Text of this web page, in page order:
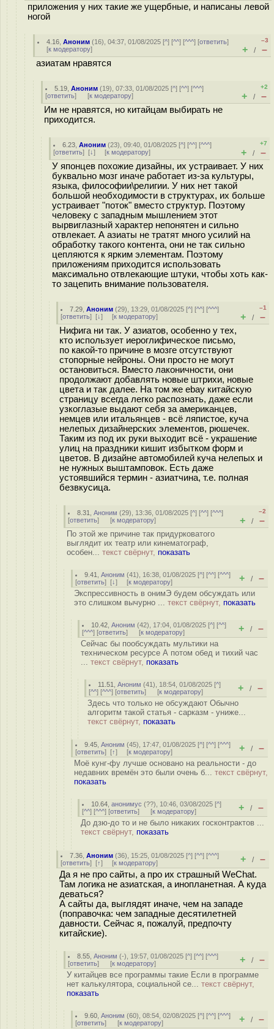
приложения у них такие же ущербные, и написаны левой
ногой
4.16 ,Аноним (16), 04:37, 01/08/2025 [^] [^^] [^^^] [ответить]
[к модератору]
–3
+ / –
азиатам нравятся
5.19 ,Аноним (19), 07:33, 01/08/2025 [^] [^^] [^^^]
[ответить] [к модератору]
+2
+ / –
Им не нравятся, но китайцам выбирать не
приходится.
6.23 ,Аноним (23), 09:40, 01/08/2025 [^] [^^] [^^^]
[ответить] [↓] [к модератору]
+7
+ / –
У японцев похожие дизайны, их устраивает. У них
буквально мозг иначе работает из-за культуры,
языка, философии\религии. У них нет такой
большой необходимости в структурах, их больше
устраивает "поток" вместо структур. Поэтому
человеку с западным мышлением этот
вырвиглазный характер непонятен и сильно
отвлекает. А азиаты не тратят много усилий на
обработку такого контента, они не так сильно
цепляются к ярким элементам. Поэтому
приложениям приходится использовать
максимально отвлекающие штуки, чтобы хоть как-
то зацепить внимание пользователя.
7.29 ,Аноним (29), 13:29, 01/08/2025 [^] [^^] [^^^]
[ответить] [↓] [к модератору]
–1
+ / –
Нифига ни так. У азиатов, особенно у тех,
кто использует иероглифическое письмо,
по какой-то причине в мозге отсутствуют
стопорные нейроны. Они просто не могут
остановиться. Вместо лаконичности, они
продолжают добавлять новые штрихи, новые
цвета и так далее. На том же ebay китайскую
страницу всегда легко распознать, даже если
узкоглазые выдают себя за американцев,
немцев или итальянцев - всё ляпистое, куча
нелепых дизайнерских элементов, рюшечек.
Таким из под их руки выходит всё - украшение
улиц на праздники кишит избытком форм и
цветов. В дизайне автомобилей куча нелепых и
не нужных выштамповок. Есть даже
устоявшийся термин - азиатчина, т.е. полная
безвкусица.
8.31 ,Аноним (29), 13:36, 01/08/2025 [^] [^^] [^^^]
[ответить] [к модератору]
–2
+ / –
По этой же причине так придурковатого
выглядит их театр или кинематограф,
особен... текст свёрнут, показать
9.41 ,Аноним (41), 16:38, 01/08/2025 [^] [^^] [^^^]
[ответить] [↓] [к модератору] + / –
Экспрессивность в онимЭ будем обсуждать или
это слишком вычурно ... текст свёрнут, показать
10.42 ,Аноним (42), 17:04, 01/08/2025 [^] [^^]
[^^^] [ответить] [к модератору] + / –
Сейчас бы пообсуждать мультики на
техническом ресурсе А потом обед и тихий час
... текст свёрнут, показать
11.51 ,Аноним (41), 18:54, 01/08/2025 [^]
[^^] [^^^] [ответить] [к модератору] + / –
Здесь что только не обсуждают Обычно
алгоритм такой статья - сарказм - униже...
текст свёрнут, показать
9.45 ,Аноним (45), 17:47, 01/08/2025 [^] [^^] [^^^]
[ответить] [↑] [к модератору] + / –
Моё кунг-фу лучше основано на реальности - до
недавних времён это были очень б... текст свёрнут,
показать
10.64 ,анонимус (??), 10:46, 03/08/2025 [^]
[^^] [^^^] [ответить] [к модератору] + / –
До дзю-до то и не было никаких госконтрактов ...
текст свёрнут, показать
7.36 ,Аноним (36), 15:25, 01/08/2025 [^] [^^] [^^^]
[ответить] [↑] [к модератору] + / –
Да я не про сайты, а про их страшный WeChat.
Там логика не азиатская, а инопланетная. А куда
деваться?
А сайты да, выглядят иначе, чем на западе
(поправочка: чем западные десятилетней
давности. Сейчас я, пожалуй, предпочту
китайские).
8.55 ,Аноним (-), 19:57, 01/08/2025 [^] [^^] [^^^]
[ответить] [к модератору] + / –
У китайцев все программы такие Если в программе
нет калькулятора, социальной се... текст свёрнут,
показать
9.60 ,Аноним (60), 08:54, 02/08/2025 [^] [^^] [^^^]
[ответить] [к модератору] + / –